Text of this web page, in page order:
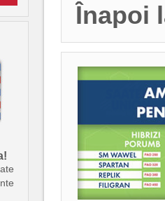
Înapoi